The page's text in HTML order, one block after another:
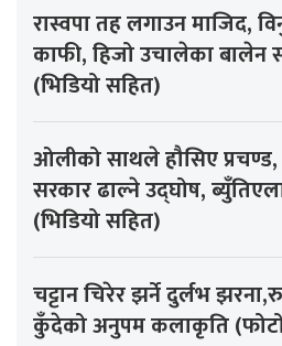
रास्वपा तह लगाउन माजिद,
काफी, हिजो उचालेका बालेन
(भिडियो सहित)
ओलीको साथले हौसिए
सरकार ढाल्ने उद्घोष,
(भिडियो सहित)
चट्टान चिरेर झर्ने दुर्लभ
कुँदेको अनुपम कलाकृति